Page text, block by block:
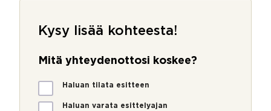
Kysy lisää kohteesta!
Mitä yhteydenottosi koskee?
M
i
Haluan tilata esitteen
Haluan varata esittelyajan